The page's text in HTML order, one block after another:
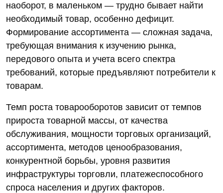
наоборот, в маленьком — трудно бывает найти
необходимый товар, особенно дефицит.
Формирование ассортимента — сложная задача,
требующая внимания к изучению рынка,
передового опыта и учета всего спектра
требований, которые предъявляют потребители к
товарам.
Темп роста товарооборотов зависит от темпов
прироста товарной массы, от качества
обслуживания, мощности торговых организаций,
ассортимента, методов ценообразования,
конкурентной борьбы, уровня развития
инфраструктуры торговли, платежеспособного
спроса населения и других факторов.